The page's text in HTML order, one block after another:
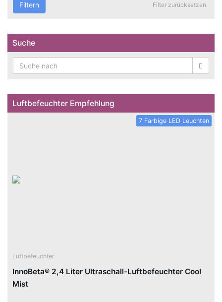
Filter zurücksetzen
Filtern
Suche
Luftbefeuchter Empfehlung
7 Farbige LED Leuchten
Luftbefeuchter
InnoBeta® 2,4 Liter Ultraschall-Luftbefeuchter Cool
Mist